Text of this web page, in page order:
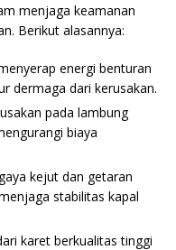
menjaga keamanan
Berikut alasannya:
energi benturan
dermaga dari kerusakan.
pada lambung
biaya
kejut dan getaran
stabilitas kapal
karet berkualitas tinggi